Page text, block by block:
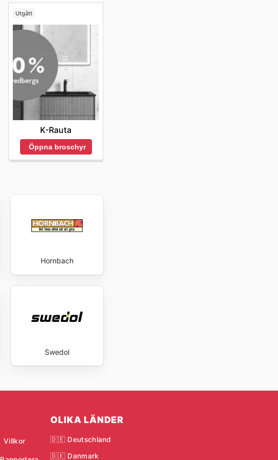
Utgått
K-Rauta
Öppna broschyr
Hornbach
Swedol
Villkor
OLIKA LÄNDER
🇩🇪 Deutschland
🇩🇰 Danmark